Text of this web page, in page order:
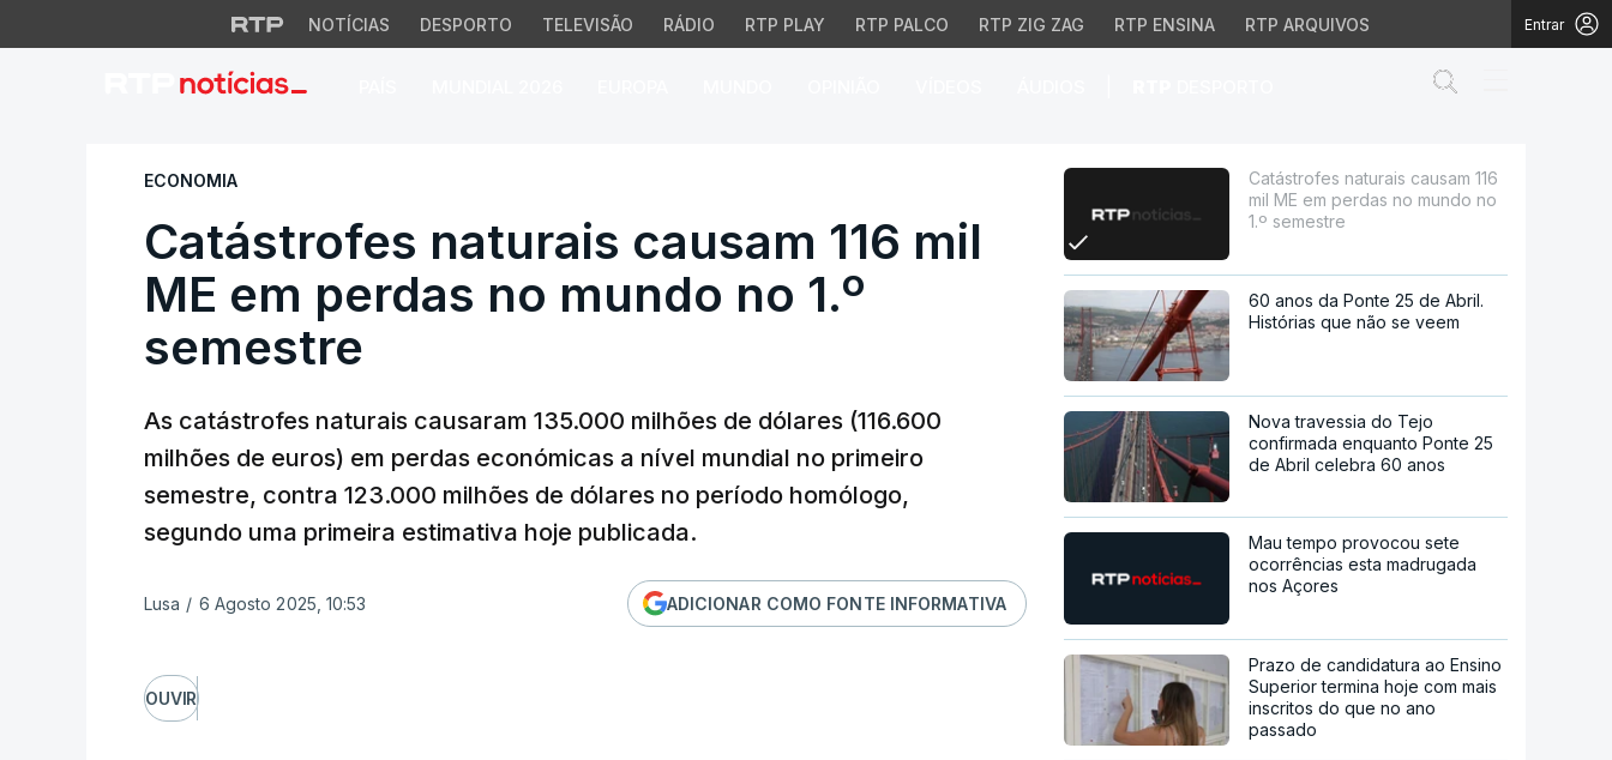
NOTÍCIAS DESPORTO TELEVISÃO RÁDIO RTP PLAY RTP PALCO RTP ZIG ZAG RTP ENSINA RTP ARQUIVOS Entrar
Catástrofes naturais causam 116 mil ME em perdas no mundo no
ECONOMIA
Catástrofes naturais causam 116 mil
ME em perdas no mundo no 1.º
semestre
As catástrofes naturais causaram 135.000 milhões de dólares (116.600
milhões de euros) em perdas económicas a nível mundial no primeiro
semestre, contra 123.000 milhões de dólares no período homólogo,
segundo uma primeira estimativa hoje publicada.
Lusa / 6 Agosto 2025, 10:53 ADICIONAR COMO FONTE INFORMATIVA
OUVIR
Catástrofes naturais causam 116
mil ME em perdas no mundo no
1.º semestre
60 anos da Ponte 25 de Abril.
Histórias que não se veem
Nova travessia do Tejo
confirmada enquanto Ponte 25
de Abril celebra 60 anos
Mau tempo provocou sete
ocorrências esta madrugada
nos Açores
Prazo de candidatura ao Ensino
Superior termina hoje com mais
inscritos do que no ano
passado